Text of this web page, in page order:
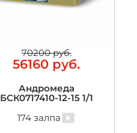
70200 руб.
56160 руб.
Андромеда
БСК0717410-12-15 1/1
174 залпа